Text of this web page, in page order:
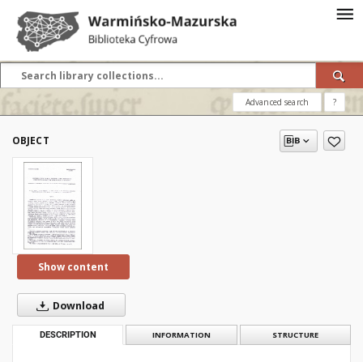
Advanced search ?
OBJECT
Show content
Download
DESCRIPTION INFORMATION STRUCTURE